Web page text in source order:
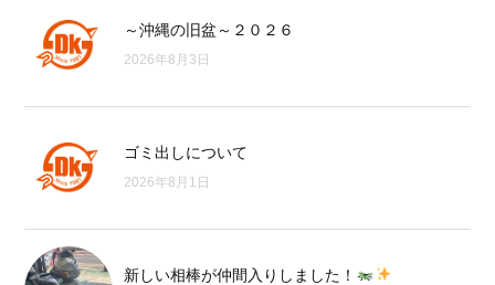
～沖縄の旧盆～２０２６
2026年8月3日
ゴミ出しについて
2026年8月1日
新しい相棒が仲間入りしました！